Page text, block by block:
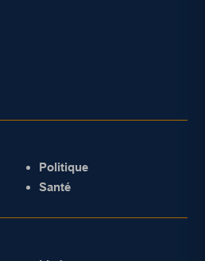
Politique
Santé